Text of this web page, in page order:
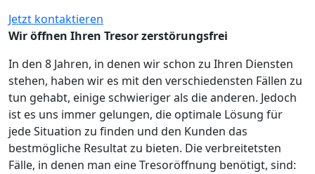
Jetzt kontaktieren
Wir öffnen Ihren Tresor zerstörungsfrei
In den 8 Jahren, in denen wir schon zu Ihren Diensten
stehen, haben wir es mit den verschiedensten Fällen zu
tun gehabt, einige schwieriger als die anderen. Jedoch
ist es uns immer gelungen, die optimale Lösung für
jede Situation zu finden und den Kunden das
bestmögliche Resultat zu bieten. Die verbreitetsten
Fälle, in denen man eine Tresoröffnung benötigt, sind: